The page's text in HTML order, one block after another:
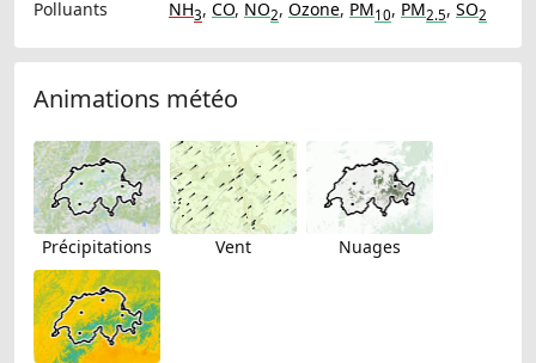
Polluants
NH3, CO, NO2, Ozone, PM10, PM2.5, SO2
Animations météo
Précipitations Vent Nuages